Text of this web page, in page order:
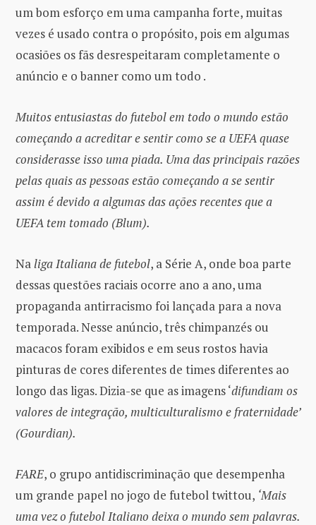
um bom esforço em uma campanha forte, muitas
vezes é usado contra o propósito, pois em algumas
ocasiões os fãs desrespeitaram completamente o
anúncio e o banner como um todo .
Muitos entusiastas do futebol em todo o mundo estão
começando a acreditar e sentir como se a UEFA quase
considerasse isso uma piada. Uma das principais razões
pelas quais as pessoas estão começando a se sentir
assim é devido a algumas das ações recentes que a
UEFA tem tomado (Blum).
Na liga Italiana de futebol, a Série A, onde boa parte
dessas questões raciais ocorre ano a ano, uma
propaganda antirracismo foi lançada para a nova
temporada. Nesse anúncio, três chimpanzés ou
macacos foram exibidos e em seus rostos havia
pinturas de cores diferentes de times diferentes ao
longo das ligas. Dizia-se que as imagens ‘difundiam os
valores de integração, multiculturalismo e fraternidade’
(Gourdian).
FARE, o grupo antidiscriminação que desempenha
um grande papel no jogo de futebol twittou, ‘Mais
uma vez o futebol Italiano deixa o mundo sem palavras.